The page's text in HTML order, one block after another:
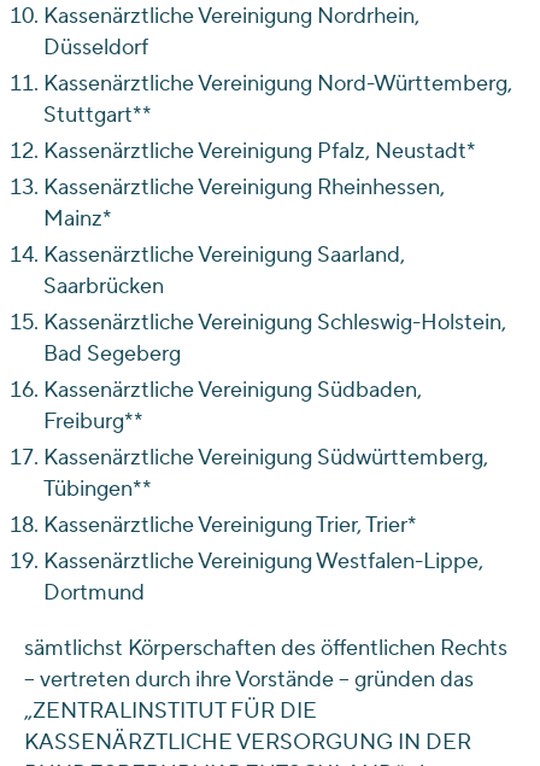
Kassenärztliche Vereinigung Nordrhein,
Düsseldorf
Kassenärztliche Vereinigung Nord-Württemberg,
Stuttgart**
Kassenärztliche Vereinigung Pfalz, Neustadt*
Kassenärztliche Vereinigung Rheinhessen,
Mainz*
Kassenärztliche Vereinigung Saarland,
Saarbrücken
Kassenärztliche Vereinigung Schleswig-Holstein,
Bad Segeberg
Kassenärztliche Vereinigung Südbaden,
Freiburg**
Kassenärztliche Vereinigung Südwürttemberg,
Tübingen**
Kassenärztliche Vereinigung Trier, Trier*
Kassenärztliche Vereinigung Westfalen-Lippe,
Dortmund
sämtlichst Körperschaften des öffentlichen Rechts
– vertreten durch ihre Vorstände – gründen das
„ZENTRALINSTITUT FÜR DIE
KASSENÄRZTLICHE VERSORGUNG IN DER